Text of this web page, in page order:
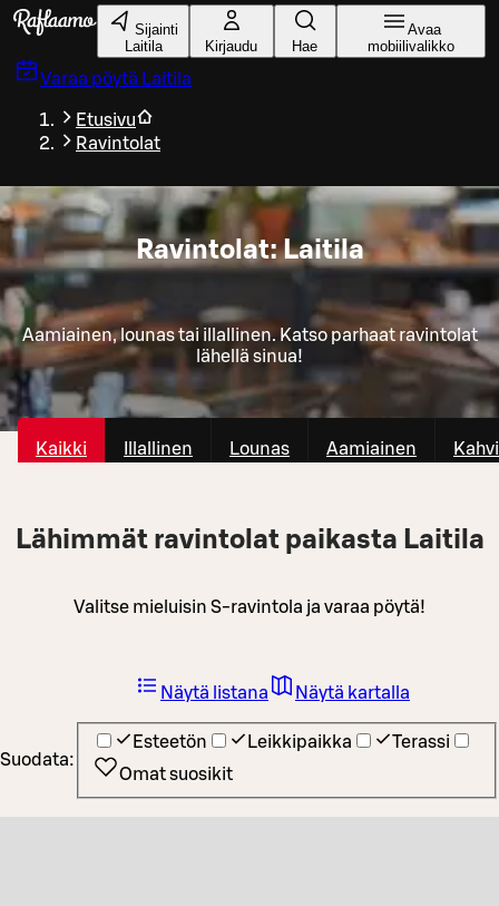
Siirry pääsisältöön
Sijainti
Laitila
Kirjaudu Hae
Avaa
mobiilivalikko
Varaa pöytä Laitila
Etusivu
Ravintolat
Ravintolat: Laitila
Aamiainen, lounas tai illallinen. Katso parhaat ravintolat
lähellä sinua!
Kaikki Illallinen Lounas Aamiainen
Lähimmät ravintolat paikasta Laitila
Valitse mieluisin S-ravintola ja varaa pöytä!
Suodata:
Esteetön Leikkipaikka
Terassi
Omat suosikit
Näytä listana Näytä kartalla